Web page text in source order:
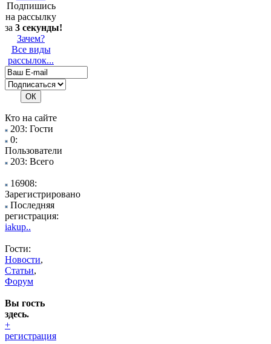
Подпишись
на рассылку
за 3 секунды!
Зачем?
Все виды
рассылок...
Кто на сайте
203: Гости
0:
Пользователи
203: Всего
16908:
Зарегистрировано
Последняя
регистрация:
iakup..
Гости:
Новости,
Статьи,
Форум
Вы гость
здесь.
+
регистрация